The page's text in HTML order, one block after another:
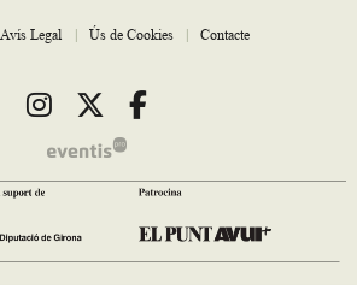
Avís Legal | Ús de Cookies | Contacte
Link a instagram
Link a twitter
Link a facebook